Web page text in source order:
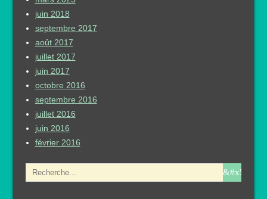
juin 2018
septembre 2017
août 2017
juillet 2017
juin 2017
octobre 2016
septembre 2016
juillet 2016
juin 2016
février 2016